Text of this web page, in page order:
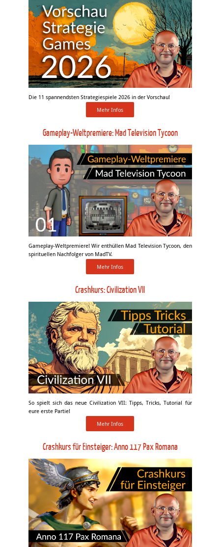
Die 11 spannendsten Strategiespiele 2026 in der Vorschau!
Mehr Infos
Gameplay-Weltpremiere: Mad Television Tycoon
Gameplay-Weltpremiere! Wir enthüllen Mad Television Tycoon, den
spirituellen Nachfolger von MadTV.
Mehr Infos
Crashkurs: Civilization VII
So spielt sich das neue Civilization VII: Tipps, Tricks, Tutorial für
eure erste Partie!
Mehr Infos
Crashkurs für Einsteiger: Anno 117 Pax Romana